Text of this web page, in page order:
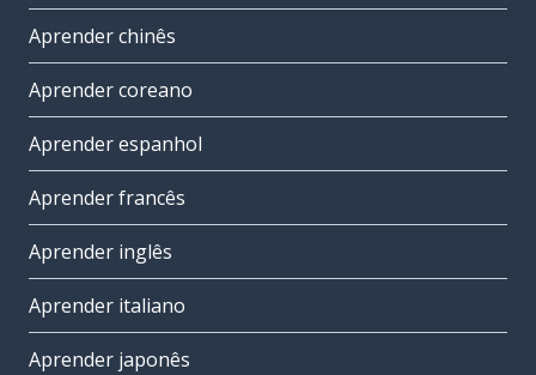
Aprender chinês
Aprender coreano
Aprender espanhol
Aprender francês
Aprender inglês
Aprender italiano
Aprender japonês